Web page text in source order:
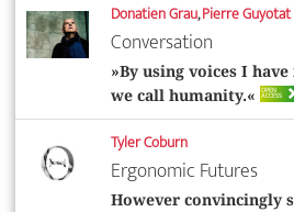
Donatien Grau,Pierre Guyotat
Conversation
»By using voices I
we call humanity.«
OPEN
ACCESS
Tyler Coburn
Ergonomic Futures
However convincingly